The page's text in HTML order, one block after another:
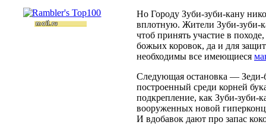
Но Городу Зуби-зуби-кану
вплотную. Жители Зуби-зуби-
чтоб принять участие в
божьих коровок, да и для
необходимы все имеющиеся
Следующая остановка — Зеди-
построенный среди корней
подкрепление, как Зуби-зуби-
вооруженных новой
И вдобавок дают про запас